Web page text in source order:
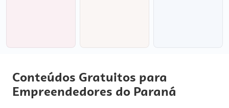
Conteúdos Gratuitos para
Empreendedores do Paraná